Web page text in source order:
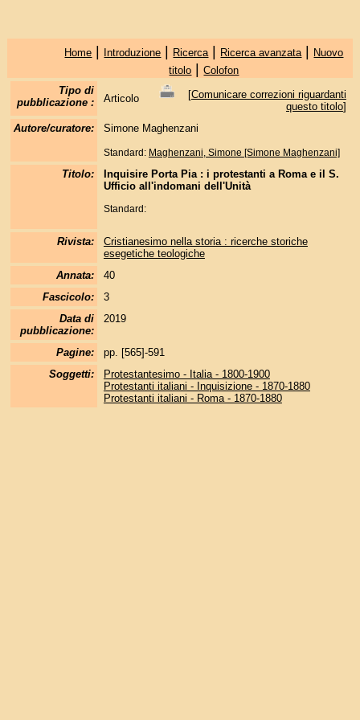
Home | Introduzione | Ricerca | Ricerca avanzata | Nuovo
titolo |Colofon
Tipo di
pubblicazione :
Articolo [Comunicare correzioni riguardanti
questo titolo]
Autore/curatore:
Simone Maghenzani
Standard: Maghenzani, Simone [Simone Maghenzani]
Titolo:
Inquisire Porta Pia : i protestanti a Roma e il S.
Ufficio all'indomani dell'Unità
Standard:
Rivista:
Cristianesimo nella storia : ricerche storiche
esegetiche teologiche
Annata:
40
Fascicolo:
3
Data di
pubblicazione:
2019
Pagine:
pp. [565]-591
Soggetti:
Protestantesimo - Italia - 1800-1900
Protestanti italiani - Inquisizione - 1870-1880
Protestanti italiani - Roma - 1870-1880